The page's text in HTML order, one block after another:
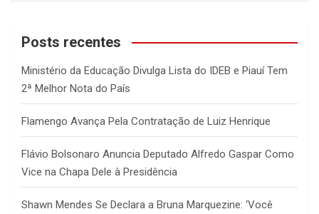
a
c
Posts recentes
Ministério da Educação Divulga Lista do IDEB e Piauí Tem
2ª Melhor Nota do País
Flamengo Avança Pela Contratação de Luiz Henrique
Flávio Bolsonaro Anuncia Deputado Alfredo Gaspar Como
Vice na Chapa Dele à Presidência
Shawn Mendes Se Declara a Bruna Marquezine: ‘Você